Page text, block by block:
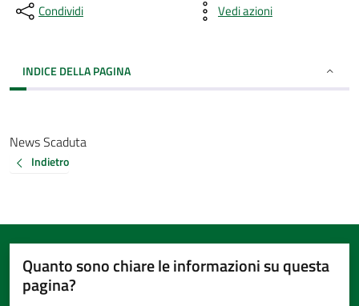
Condividi Vedi azioni
INDICE DELLA PAGINA
News Scaduta
Indietro
Quanto sono chiare le informazioni su questa
pagina?